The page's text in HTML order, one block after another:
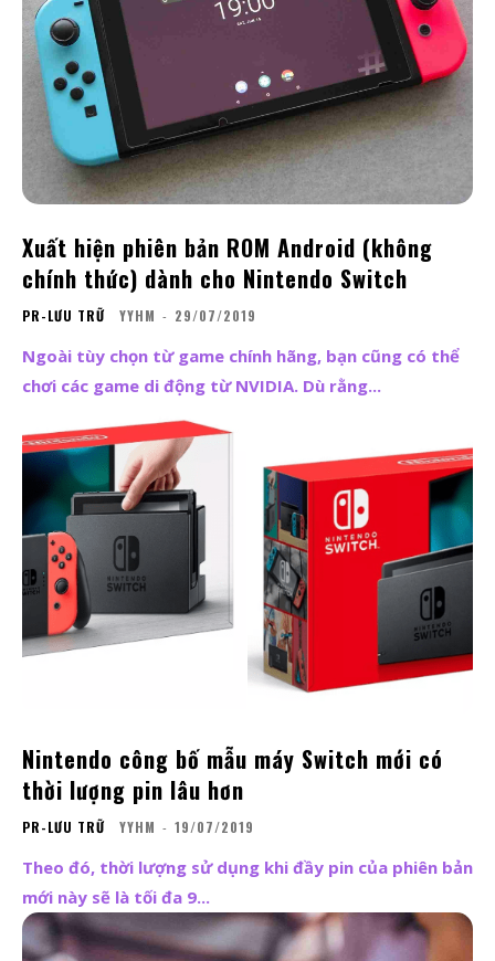
Xuất hiện phiên bản ROM Android (không
chính thức) dành cho Nintendo Switch
PR-LƯU TRỮ YYHM - 29/07/2019
Ngoài tùy chọn từ game chính hãng, bạn cũng có thể
chơi các game di động từ NVIDIA. Dù rằng...
Nintendo công bố mẫu máy Switch mới có
thời lượng pin lâu hơn
PR-LƯU TRỮ YYHM - 19/07/2019
Theo đó, thời lượng sử dụng khi đầy pin của phiên bản
mới này sẽ là tối đa 9...